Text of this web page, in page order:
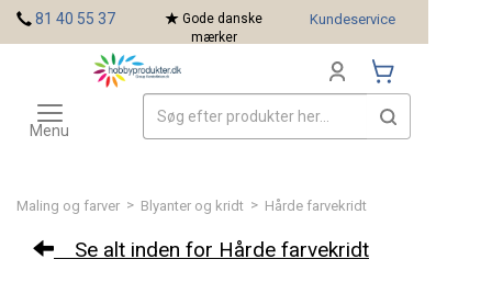
Maling og farver > Blyanter og kridt > Hårde farvekridt
Se alt inden for Hårde farvekridt
81 40 55 37
Gode danske
mærker
Kundeservice
Toggle
navigation
Menu
Mærker